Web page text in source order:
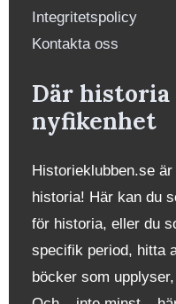
Integritetspolicy
Kontakta oss
Där
nyfikenhet
Historieklubben.se
historia! Här kan du
för historia, eller du
specifik period, hitta
böcker som